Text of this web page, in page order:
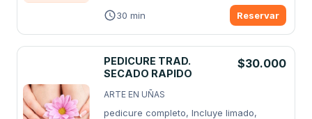
30 min Reservar
PEDICURE TRAD.
SECADO RAPIDO
$30.000
ARTE EN UÑAS
pedicure completo, Incluye limado,